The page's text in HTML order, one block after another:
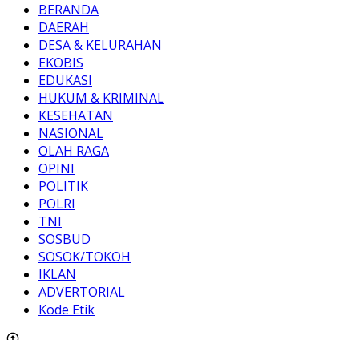
BERANDA
DAERAH
DESA & KELURAHAN
EKOBIS
EDUKASI
HUKUM & KRIMINAL
KESEHATAN
NASIONAL
OLAH RAGA
OPINI
POLITIK
POLRI
TNI
SOSBUD
SOSOK/TOKOH
IKLAN
ADVERTORIAL
Kode Etik